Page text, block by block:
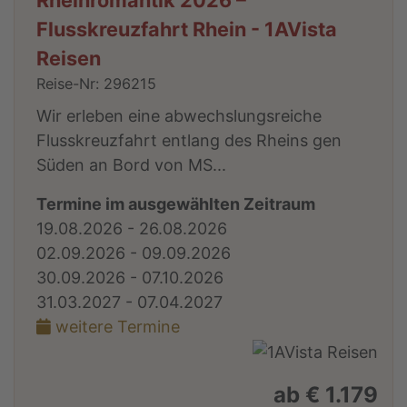
Flusskreuzfahrt Rhein - 1AVista
Reisen
Reise-Nr: 296215
Wir erleben eine abwechslungsreiche
Flusskreuzfahrt entlang des Rheins gen
Süden an Bord von MS...
Termine im ausgewählten Zeitraum
19.08.2026 - 26.08.2026
02.09.2026 - 09.09.2026
30.09.2026 - 07.10.2026
31.03.2027 - 07.04.2027
weitere Termine
ab € 1.179